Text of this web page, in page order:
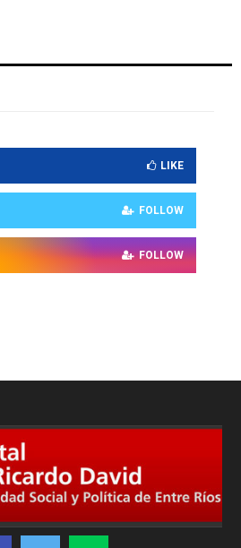
LIKE
FOLLOW
FOLLOW